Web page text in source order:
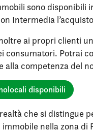
sono disponibili
Intermedia
ai propri clienti
consumatori. Potrai
alla competenza del
disponibili
che si distingue
nella zona